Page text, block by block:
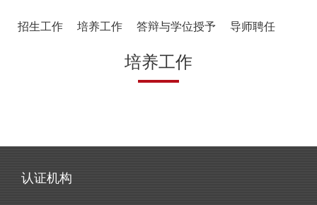
招生工作 培养工作 答辩与学位授予 导师聘任
培养工作
认证机构